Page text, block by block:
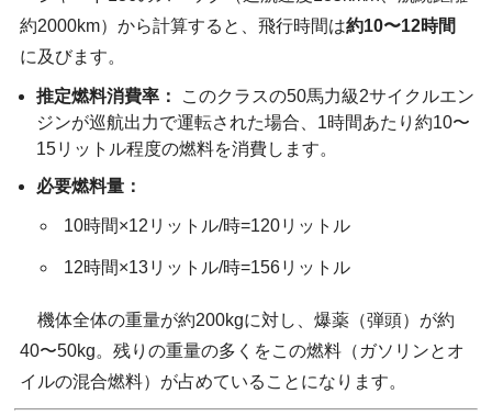
約2000km）から計算すると、飛行時間は約10〜12時間
に及びます。
推定燃料消費率：
このクラスの50馬力級2サイクルエン
ジンが巡航出力で運転された場合、1時間あたり約10〜
15リットル程度の燃料を消費します。
必要燃料量：
10時間×12リットル/時=120リットル
12時間×13リットル/時=156リットル
機体全体の重量が約200kgに対し、爆薬（弾頭）が約
40〜50kg。残りの重量の多くをこの燃料（ガソリンとオ
イルの混合燃料）が占めていることになります。